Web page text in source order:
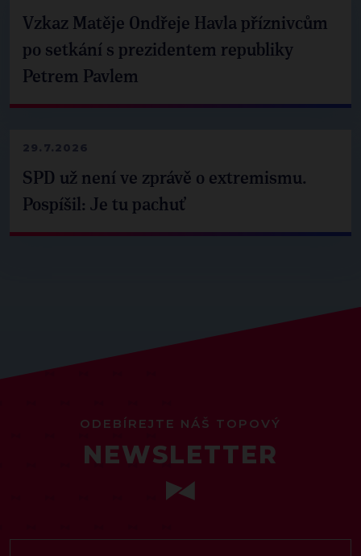
Vzkaz Matěje Ondřeje Havla příznivcům
po setkání s prezidentem republiky
Petrem Pavlem
29.7.2026
SPD už není ve zprávě o extremismu.
Pospíšil: Je tu pachuť
ODEBÍREJTE NÁŠ TOPOVÝ
NEWSLETTER